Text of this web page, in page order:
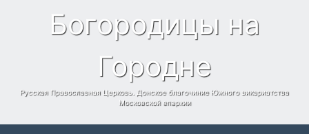
Богородицы на
Городне
Русская Православная Церковь. Донское благочиние Южного викариатства
Московской епархии